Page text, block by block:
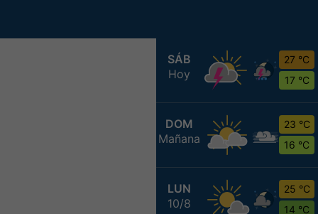
SÁB
Hoy
27 °C
17 °C
DOM
Mañana
23 °C
16 °C
LUN
10/8
25 °C
14 °C